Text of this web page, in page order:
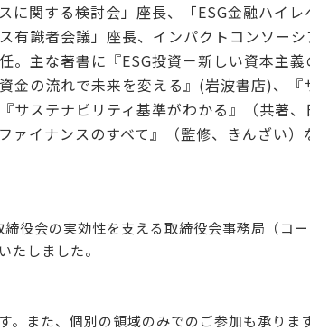
に関する検討会」座長、「ESG金融ハイ
有識者会議」座長、インパクトコンソー
。主な著書に『ESG投資－新しい資本主
金の流れで未来を変える』(岩波書店)、『
サステナビリティ基準がわかる』（共著
イナンスのすべて』（監修、きんざい）
役会の実効性を支える取締役会事務局（コ
たしました。
。また、個別の領域のみでのご参加も承りま